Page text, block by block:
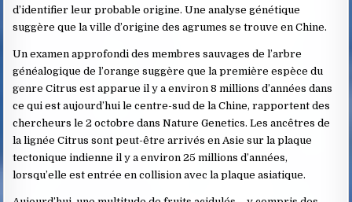
d’identifier leur probable origine. Une analyse génétique
suggère que la ville d’origine des agrumes se trouve en Chine.
Un examen approfondi des membres sauvages de l’arbre
généalogique de l’orange suggère que la première espèce du
genre Citrus est apparue il y a environ 8 millions d’années dans
ce qui est aujourd’hui le centre-sud de la Chine, rapportent des
chercheurs le 2 octobre dans Nature Genetics. Les ancêtres de
la lignée Citrus sont peut-être arrivés en Asie sur la plaque
tectonique indienne il y a environ 25 millions d’années,
lorsqu’elle est entrée en collision avec la plaque asiatique.